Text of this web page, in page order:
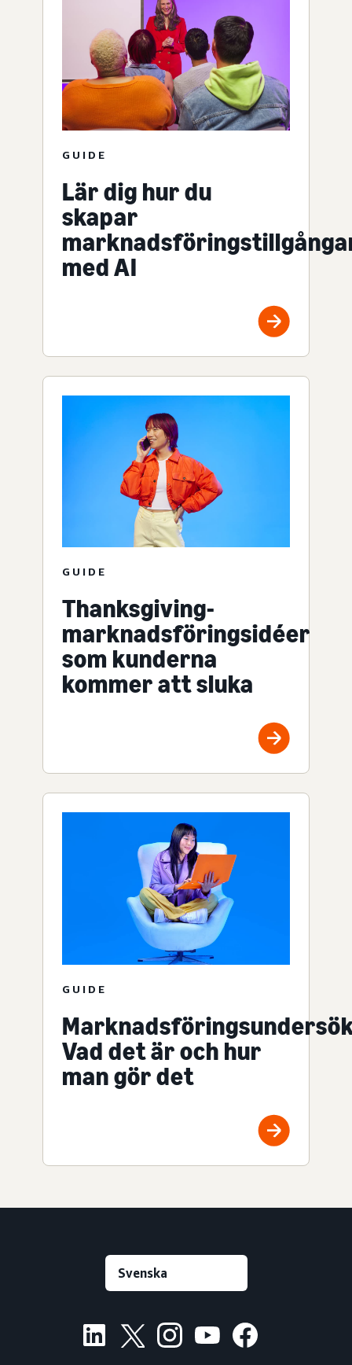
GUIDE
Lär dig hur du
skapar
med AI
GUIDE
Thanksgiving-
marknadsföringsidéer
som kunderna
kommer att sluka
GUIDE
Vad det är och hur
man gör det